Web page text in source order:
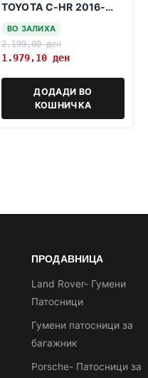
TOYOTA C-HR 2016-
ВО ЗАЛИХА
2.199,00ден
1.979,10 ден
ДОДАДИ ВО
КОШНИЧКА
ПРОДАВНИЦА
Land Rover- Гумени
Патосници
Гумени патосници за
багажник
Porsche- Патосници за